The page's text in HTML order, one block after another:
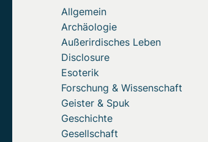
Allgemein
Archäologie
Außerirdisches Leben
Disclosure
Esoterik
Forschung & Wissenschaft
Geister & Spuk
Geschichte
Gesellschaft